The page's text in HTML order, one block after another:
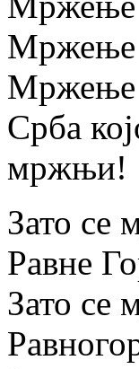
Мржење
Мржење
Срба
мржњи!
Зато се
Равне
Зато се